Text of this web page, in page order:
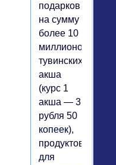
подарков
на сумму
более 10
миллионов
тувинских
акша
(курс 1
акша — 3
рубля 50
копеек),
продуктов
для